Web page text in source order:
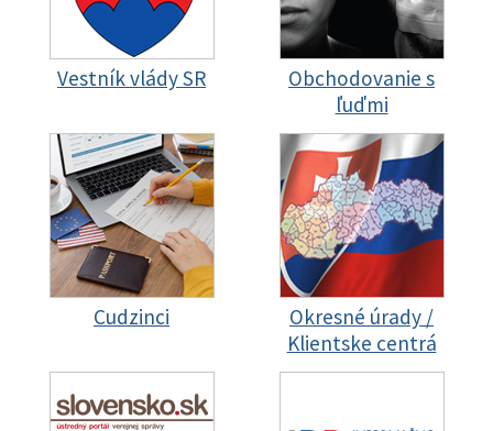
Vestník vlády SR
Obchodovanie s
ľuďmi
Cudzinci
Okresné úrady /
Klientske centrá